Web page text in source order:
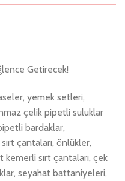
Getirecek!
yemek setleri,
çelik pipetli suluklar
bardaklar,
çantaları, önlükler,
sırt çantaları, çek
seyahat battaniyeleri,